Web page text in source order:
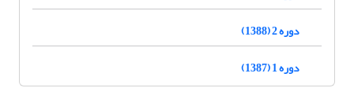
دوره 2 (1388)
دوره 1 (1387)